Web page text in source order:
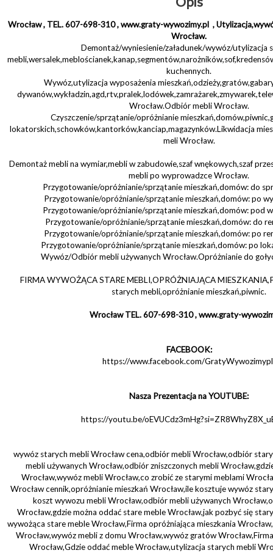
Wrocław , TEL. 607-698-310 , www.graty-wywozimy.pl ,
Wrocław.
Demontaż/wyniesienie/załadunek/wywóz/utylizacja
kuchennych.
Wywóz,utylizacja wyposażenia
Wrocław.Odbiór mebli Wrocław.
Czyszczenie/sprzątanie/opróżnianie
lokatorskich,schowków,kantorków,kanciap,magazynków.Likwidacja
meli Wrocław.
Demontaż mebli na wymiar,mebli w zabudowie,szaf wnękowych,szaf
mebli po wyprowadzce Wrocław.
Przygotowanie/opróżnianie/sprzątanie mieszkań,domów: do
Przygotowanie/opróżnianie/sprzątanie mieszkań,domów: po
Przygotowanie/opróżnianie/sprzątanie mieszkań,domów: pod
Przygotowanie/opróżnianie/sprzątanie mieszkań,domów: do
Przygotowanie/opróżnianie/sprzątanie mieszkań,domów: po
Przygotowanie/opróżnianie/sprzątanie mieszkań,domów: po
Wywóz/Odbiór mebli używanych Wrocław.Opróżnianie do
FIRMA WYWOŻĄCA STARE MEBLI,OPRÓŻNIAJĄCA
starych mebli,opróżnianie mieszkań,piwnic.
Wrocław TEL. 607-698-310 , www.graty-
FACEBOOK:
https://www.facebook.com/
Nasza Prezentacja na YOUTUBE:
https://youtu.be/
wywóz starych mebli Wrocław cena,odbiór mebli Wrocław,odbiór
mebli używanych Wrocław,odbiór zniszczonych mebli
Wrocław,wywóz mebli Wrocław,co zrobić ze starymi meblami
Wrocław cennik,opróżnianie mieszkań Wrocław,ile kosztuje wywóz
koszt wywozu mebli Wrocław,odbiór mebli używanych
Wrocław,gdzie można oddać stare meble Wrocław,jak pozbyć się
wywożąca stare meble Wrocław,Firma opróżniająca mieszkania
Wrocław,wywóz mebli z domu Wrocław,wywóz gratów
Wrocław,Gdzie oddać meble Wrocław,utylizacja starych mebli